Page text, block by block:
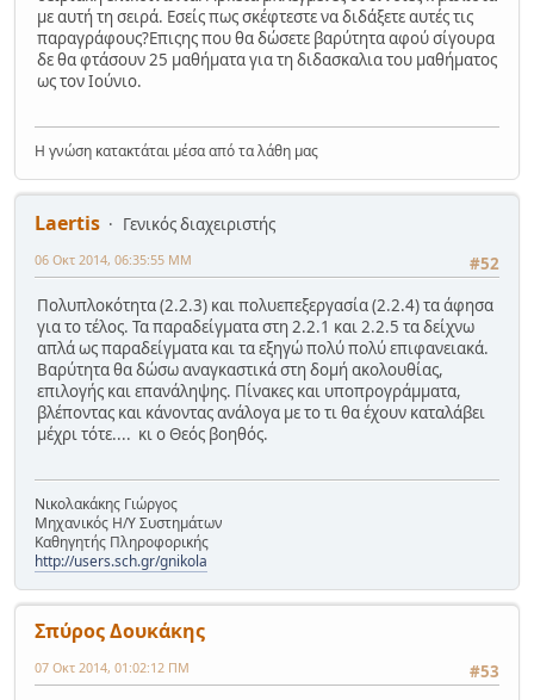
με αυτή τη σειρά. Εσείς πως σκέφτεστε να διδάξετε αυτές τις
παραγράφους?Επιςης που θα δώσετε βαρύτητα αφού σίγουρα
δε θα φτάσουν 25 μαθήματα για τη διδασκαλια του μαθήματος
ως τον Ιούνιο.
Η γνώση κατακτάται μέσα από τα λάθη μας
Laertis
Γενικός διαχειριστής
#52
06 Οκτ 2014, 06:35:55 ΜΜ
Πολυπλοκότητα (2.2.3) και πολυεπεξεργασία (2.2.4) τα άφησα
για το τέλος. Τα παραδείγματα στη 2.2.1 και 2.2.5 τα δείχνω
απλά ως παραδείγματα και τα εξηγώ πολύ πολύ επιφανειακά.
Βαρύτητα θα δώσω αναγκαστικά στη δομή ακολουθίας,
επιλογής και επανάληψης. Πίνακες και υποπρογράμματα,
βλέποντας και κάνοντας ανάλογα με το τι θα έχουν καταλάβει
μέχρι τότε.... κι ο Θεός βοηθός.
Νικολακάκης Γιώργος
Μηχανικός Η/Υ Συστημάτων
Καθηγητής Πληροφορικής
http://users.sch.gr/gnikola
Σπύρος Δουκάκης
#53
07 Οκτ 2014, 01:02:12 ΠΜ